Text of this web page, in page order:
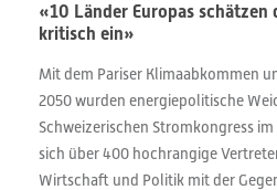
«10 Länder Europas schätzen
kritisch ein»
Mit dem Pariser Klimaabkommen
2050 wurden energiepolitische
Schweizerischen Stromkongress
sich über 400 hochrangige
Wirtschaft und Politik mit der